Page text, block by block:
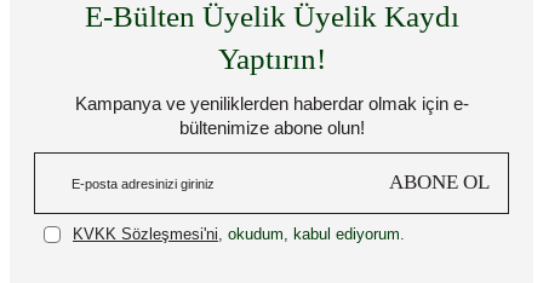
E-Bülten Üyelik Üyelik Kaydı
Yaptırın!
Kampanya ve yeniliklerden haberdar olmak için e-
bültenimize abone olun!
ABONE OL
KVKK Sözleşmesi'ni , okudum, kabul ediyorum.